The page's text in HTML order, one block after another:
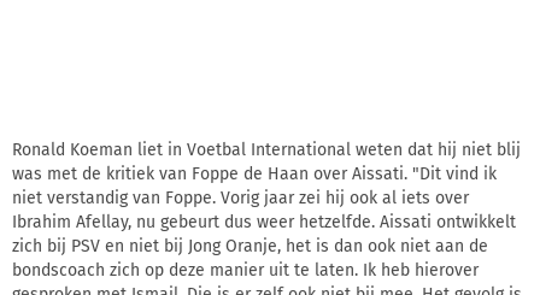
Ronald Koeman liet in Voetbal International weten dat hij niet blij
was met de kritiek van Foppe de Haan over Aissati. "Dit vind ik
niet verstandig van Foppe. Vorig jaar zei hij ook al iets over
Ibrahim Afellay, nu gebeurt dus weer hetzelfde. Aissati ontwikkelt
zich bij PSV en niet bij Jong Oranje, het is dan ook niet aan de
bondscoach zich op deze manier uit te laten. Ik heb hierover